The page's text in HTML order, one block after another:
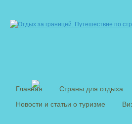
Главная Страны для отдыха
Новости и статьи о туризме